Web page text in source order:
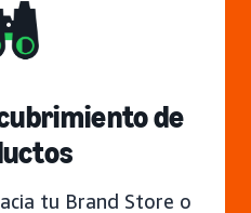
de
tu Brand Store o